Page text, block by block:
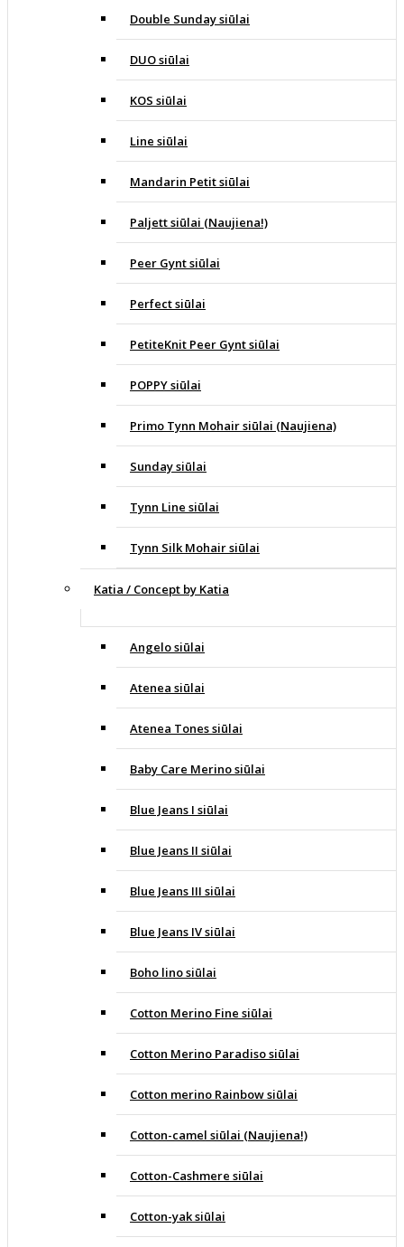
Double Sunday siūlai
DUO siūlai
KOS siūlai
Line siūlai
Mandarin Petit siūlai
Paljett siūlai (Naujiena!)
Peer Gynt siūlai
Perfect siūlai
PetiteKnit Peer Gynt siūlai
POPPY siūlai
Primo Tynn Mohair siūlai (Naujiena)
Sunday siūlai
Tynn Line siūlai
Tynn Silk Mohair siūlai
Katia / Concept by Katia
Angelo siūlai
Atenea siūlai
Atenea Tones siūlai
Baby Care Merino siūlai
Blue Jeans I siūlai
Blue Jeans II siūlai
Blue Jeans III siūlai
Blue Jeans IV siūlai
Boho lino siūlai
Cotton Merino Fine siūlai
Cotton Merino Paradiso siūlai
Cotton merino Rainbow siūlai
Cotton-camel siūlai (Naujiena!)
Cotton-Cashmere siūlai
Cotton-yak siūlai